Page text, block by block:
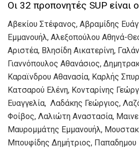
Οι 32 προπονητές SUP είναι
Αβεκίου Στέφανος, Αβραμίδης
Εμμανουήλ, Αλεξοπούλου Αθηνά-
Αριστέα, Βλησίδη Αικατερίνη,
Γιαννόπουλος Αθανάσιος,
Καραϊνδρου Αθανασία, Καρλής
Κατσαρού Ελένη, Κονταρίνης
Ευαγγελία, Λαδάκης Γεώργιος,
Φοίβος, Λαλιώτη Αναστασία,
Μαυρομμάτης Εμμανουήλ,
Μπουφίδης Δημήτριος, Παπαδημου